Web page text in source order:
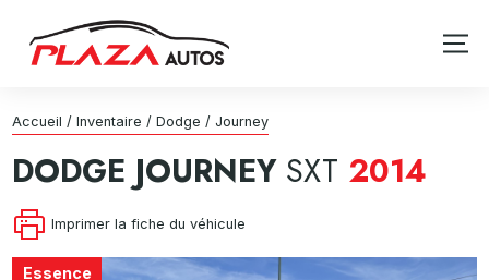
Accueil / Inventaire / Dodge / Journey
DODGE JOURNEY SXT 2014
Imprimer la fiche du véhicule
Essence